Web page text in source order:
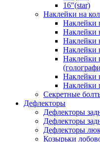
16"(star)
Наклейки на
Наклейки
Наклейки
Наклейки
Наклейки
Наклейки
Наклейки
Наклейки
Секретные
Дефлекторы
Дефлекторы
Дефлекторы
Дефлекторы
Козырьки